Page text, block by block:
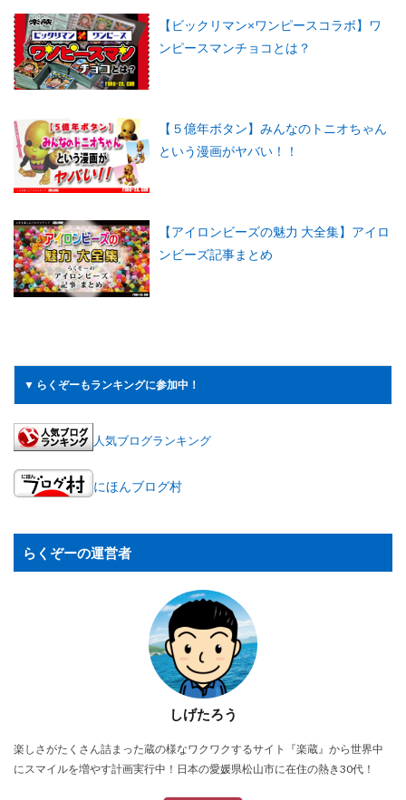
【ビックリマン×ワンピースコラボ】ワ
ンピースマンチョコとは？
【５億年ボタン】みんなのトニオちゃん
という漫画がヤバい！！
【アイロンビーズの魅力 大全集】アイロ
ンビーズ記事まとめ
▼ らくぞーもランキングに参加中！
人気ブログランキング
にほんブログ村
らくぞーの運営者
しげたろう
楽しさがたくさん詰まった蔵の様なワクワクするサイト『楽蔵』から世界中
にスマイルを増やす計画実行中！日本の愛媛県松山市に在住の熱き30代！